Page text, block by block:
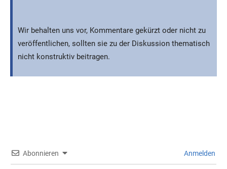
Wir behalten uns vor, Kommentare gekürzt oder nicht zu
veröffentlichen, sollten sie zu der Diskussion thematisch
nicht konstruktiv beitragen.
Abonnieren Anmelden